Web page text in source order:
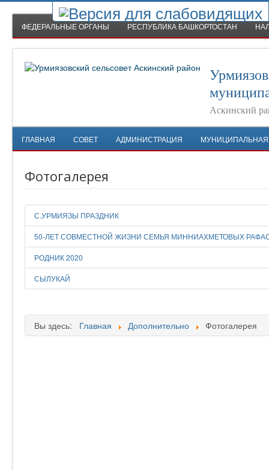
ФЕДЕРАЛЬНЫЕ ОРГАНЫ РЕСПУБЛИКА БАШКОРТОСТАН
Аскинский
ГЛАВНАЯ СОВЕТ АДМИНИСТРАЦИЯ
Фотогалерея
С.УРМИЯЗЫ ПРАЗДНИК
50-ЛЕТ СОВМЕСТНОЙ ЖИЗНИ СЕМЬЯ МИННИАХМЕТОВЫХ
РОДНИК 2020
СЫЛУКАЙ
Вы здесь: Главная Дополнительно Фотогалерея